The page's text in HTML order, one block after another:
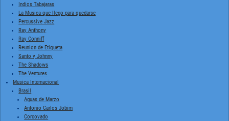
Indios Tabajaras
La Musica que llego para quedarse
Percussive Jazz
Ray Anthony
Ray Conniff
Reunion de Etiqueta
Santo y Johnny
The Shadows
The Ventures
Musica Internacional
Brasil
Aguas de Marzo
Antonio Carlos Jobim
Corcovado